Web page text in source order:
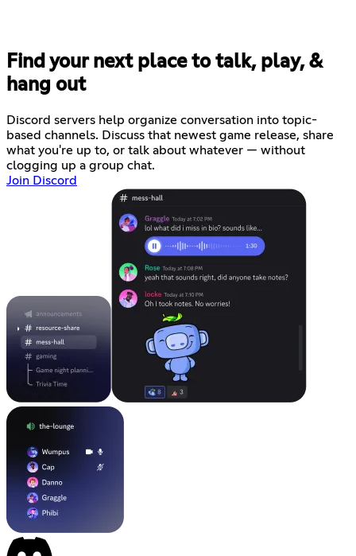
Find your next place to talk, play, &
hang out
Discord servers help organize conversation into topic-
based channels. Discuss that newest game release, share
what you're up to, or talk about whatever — without
clogging up a group chat.
Join Discord